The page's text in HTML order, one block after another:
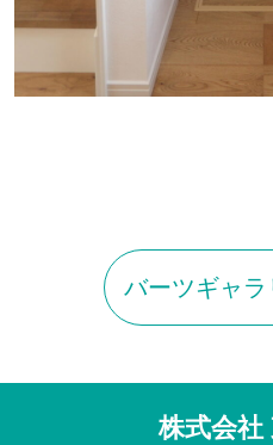
バーツギャ
株式会社